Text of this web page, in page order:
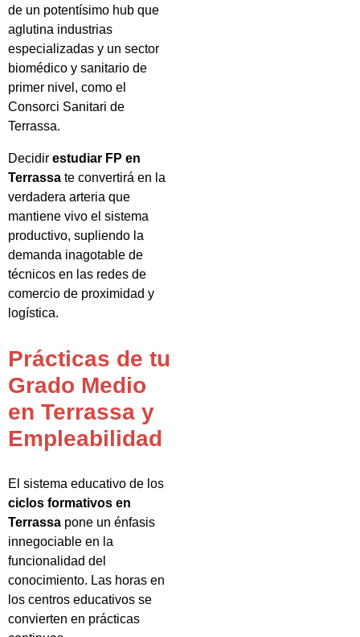
de un potentísimo hub que
aglutina industrias
especializadas y un sector
biomédico y sanitario de
primer nivel, como el
Consorci Sanitari de
Terrassa.
Decidir estudiar FP en
Terrassa te convertirá en la
verdadera arteria que
mantiene vivo el sistema
productivo, supliendo la
demanda inagotable de
técnicos en las redes de
comercio de proximidad y
logística.
Prácticas de tu
Grado Medio
en Terrassa y
Empleabilidad
El sistema educativo de los
ciclos formativos en
Terrassa pone un énfasis
innegociable en la
funcionalidad del
conocimiento. Las horas en
los centros educativos se
convierten en prácticas